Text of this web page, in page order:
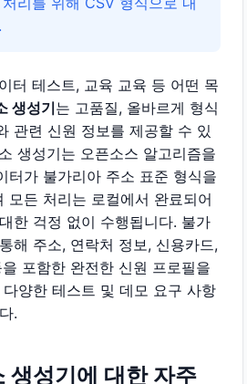
터 테스트, 교육 교육 등 어떤 목
생성기는 고품질, 올바르게 형식
관련 신원 정보를 제공할 수 있
생성기는 오픈소스 알고리즘을
터가 불가리아 주소 표준 형식을
모든 처리는 로컬에서 완료되어
한 걱정 없이 수행됩니다. 불가
해 주소, 연락처 정보, 신용카드,
포함한 완전한 신원 프로필을
양한 테스트 및 데모 요구 사항
.
생성기에 대한 자주